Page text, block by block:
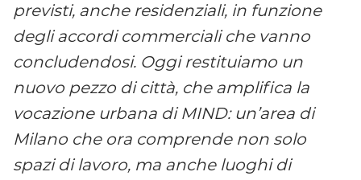
previsti, anche residenziali, in funzione
degli accordi commerciali che vanno
concludendosi. Oggi restituiamo un
nuovo pezzo di città, che amplifica la
vocazione urbana di MIND: un’area di
Milano che ora comprende non solo
spazi di lavoro, ma anche luoghi di